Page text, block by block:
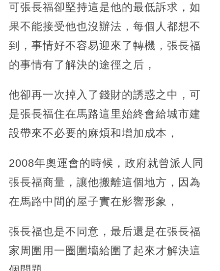
可張長福卻堅持這是他的最低訴求，如
果不能接受他也沒辦法，每個人都想不
到，事情好不容易迎來了轉機，張長福
的事情有了解決的途徑之后，
他卻再一次掉入了錢財的誘惑之中，可
是張長福住在馬路這里始終會給城市建
設帶來不必要的麻煩和增加成本，
2008年奧運會的時候，政府就曾派人同
張長福商量，讓他搬離這個地方，因為
在馬路中間的屋子實在影響形象，
張長福也是不同意，最后還是在張長福
家周圍用一圈圍墻給圍了起來才解決這